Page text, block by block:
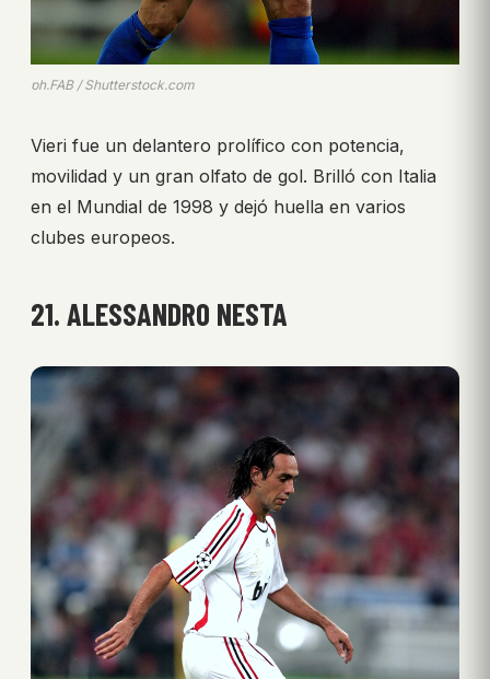
ph.FAB / Shutterstock.com
Vieri fue un delantero prolífico con potencia,
movilidad y un gran olfato de gol. Brilló con Italia
en el Mundial de 1998 y dejó huella en varios
clubes europeos.
21. ALESSANDRO NESTA